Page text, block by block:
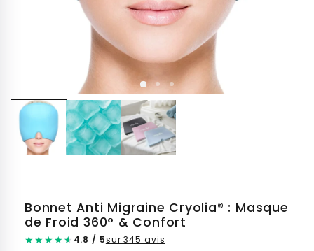
Ouvrir
Bonnet Anti Migraine Cryolia® : Masque
de Froid 360° & Confort
★★★★★ 4.8 / 5sur 345 avis